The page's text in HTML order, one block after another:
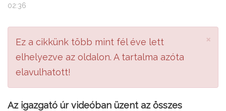
02:36
×
Ez a cikkünk több mint fél éve lett
elhelyezve az oldalon. A tartalma azóta
elavulhatott!
Az igazgató úr videóban üzent az összes